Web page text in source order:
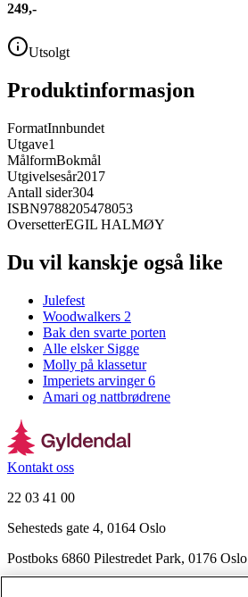
249,-
Utsolgt
Produktinformasjon
FormatInnbundet
Utgave1
MålformBokmål
Utgivelsesår2017
Antall sider304
ISBN9788205478053
OversetterEGIL HALMØY
Du vil kanskje også like
Julefest
Woodwalkers 2
Bak den svarte porten
Alle elsker Sigge
Molly på klassetur
Imperiets arvinger 6
Amari og nattbrødrene
Kontakt oss
22 03 41 00
Sehesteds gate 4, 0164 Oslo
Postboks 6860 Pilestredet Park, 0176 Oslo